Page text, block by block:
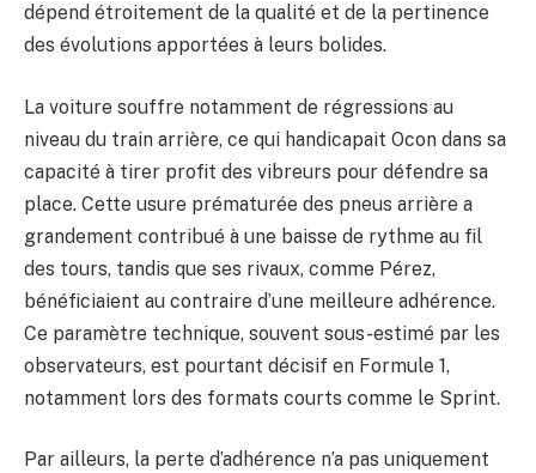
dépend étroitement de la qualité et de la pertinence
des évolutions apportées à leurs bolides.
La voiture souffre notamment de régressions au
niveau du train arrière, ce qui handicapait Ocon dans sa
capacité à tirer profit des vibreurs pour défendre sa
place. Cette usure prématurée des pneus arrière a
grandement contribué à une baisse de rythme au fil
des tours, tandis que ses rivaux, comme Pérez,
bénéficiaient au contraire d’une meilleure adhérence.
Ce paramètre technique, souvent sous-estimé par les
observateurs, est pourtant décisif en Formule 1,
notamment lors des formats courts comme le Sprint.
Par ailleurs, la perte d’adhérence n’a pas uniquement